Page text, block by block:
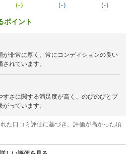
（-） （-） （-）
ポイント
が非常に厚く、常にコンディションの良い
れています。
すさに関する満足度が高く、のびのびとプ
っています。
た口コミ評価に基づき、評価が高かった項